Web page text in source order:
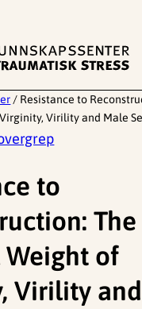
/ Resistance to
Virility and Male
to
The
of
Virility